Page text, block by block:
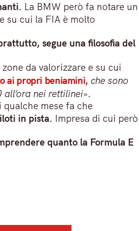
La BMW però fa notare un
su cui la FIA è molto
segue una filosofia del
da valorizzare e su cui
ai propri beniamini, che sono
nei rettilinei».
mese fa che
in pista. Impresa di cui però
quanto la Formula E